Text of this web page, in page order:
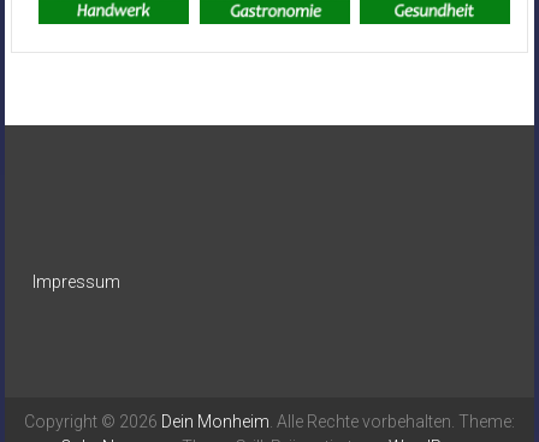
Impressum
Copyright © 2026 Dein Monheim . Alle Rechte vorbehalten. Theme: